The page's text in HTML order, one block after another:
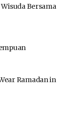
Bersama
Ramadan in